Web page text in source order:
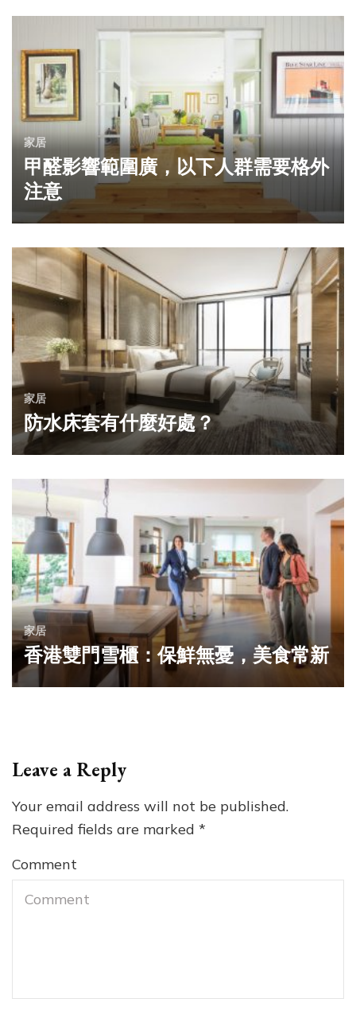
家居
甲醛影響範圍廣，以下人群需要格外
注意
家居
防水床套有什麼好處？
家居
香港雙門雪櫃：保鮮無憂，美食常新
Leave a Reply
Your email address will not be published.
Required fields are marked *
Comment